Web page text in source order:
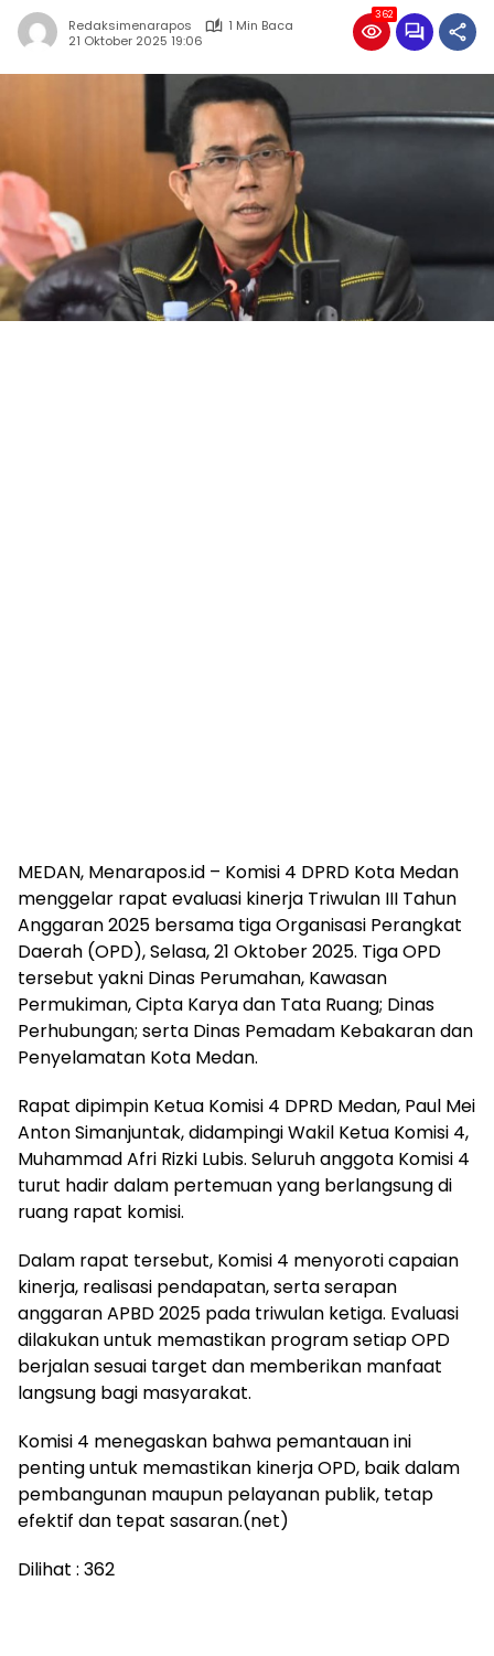
Redaksimenarapos
1 Min Baca
21 Oktober 2025 19:06
362
MEDAN, Menarapos.id – Komisi 4 DPRD Kota Medan
menggelar rapat evaluasi kinerja Triwulan III Tahun
Anggaran 2025 bersama tiga Organisasi Perangkat
Daerah (OPD), Selasa, 21 Oktober 2025. Tiga OPD
tersebut yakni Dinas Perumahan, Kawasan
Permukiman, Cipta Karya dan Tata Ruang; Dinas
Perhubungan; serta Dinas Pemadam Kebakaran dan
Penyelamatan Kota Medan.
Rapat dipimpin Ketua Komisi 4 DPRD Medan, Paul Mei
Anton Simanjuntak, didampingi Wakil Ketua Komisi 4,
Muhammad Afri Rizki Lubis. Seluruh anggota Komisi 4
turut hadir dalam pertemuan yang berlangsung di
ruang rapat komisi.
Dalam rapat tersebut, Komisi 4 menyoroti capaian
kinerja, realisasi pendapatan, serta serapan
anggaran APBD 2025 pada triwulan ketiga. Evaluasi
dilakukan untuk memastikan program setiap OPD
berjalan sesuai target dan memberikan manfaat
langsung bagi masyarakat.
Komisi 4 menegaskan bahwa pemantauan ini
penting untuk memastikan kinerja OPD, baik dalam
pembangunan maupun pelayanan publik, tetap
efektif dan tepat sasaran.(net)
Dilihat : 362